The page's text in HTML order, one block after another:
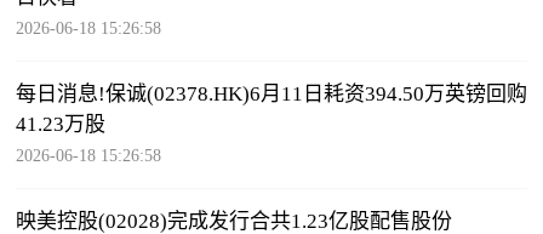
2026-06-18 15:26:58
每日消息!保诚(02378.HK)6月11日耗资394.50万英镑回购
41.23万股
2026-06-18 15:26:58
映美控股(02028)完成发行合共1.23亿股配售股份